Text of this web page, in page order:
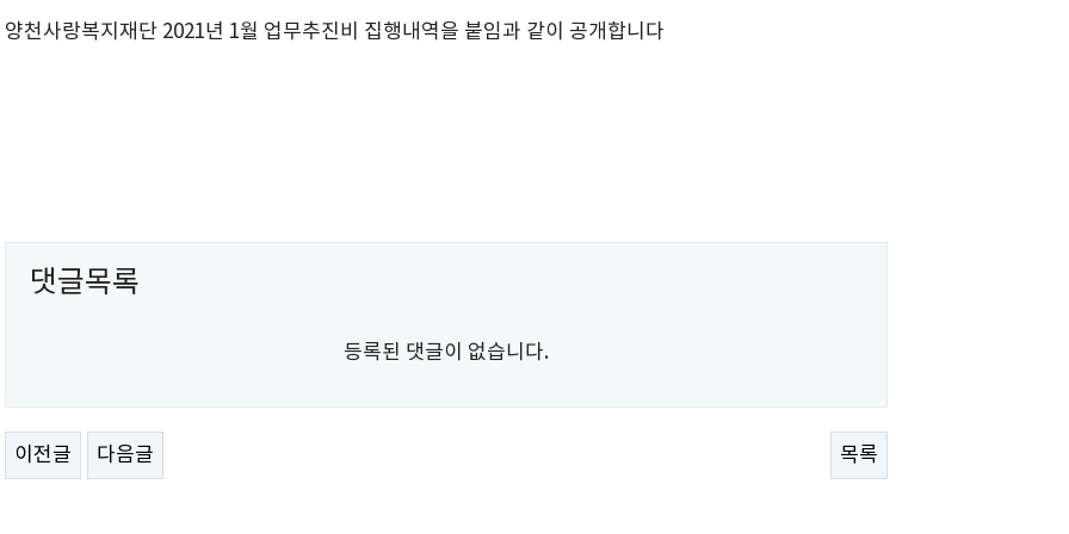
양천사랑복지재단 2021년 1월 업무추진비 집행내역을 붙임과 같이 공개합니다
댓글목록
등록된 댓글이 없습니다.
이전글 다음글 목록